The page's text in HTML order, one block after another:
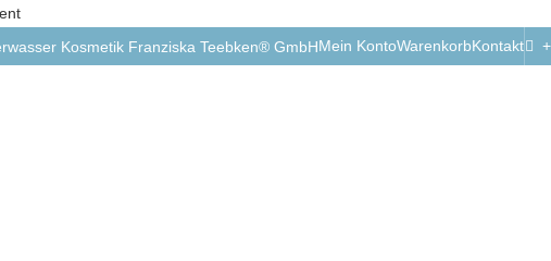
Kosmetik Franziska Teebken® GmbHMein KontoWarenkorbKontakt